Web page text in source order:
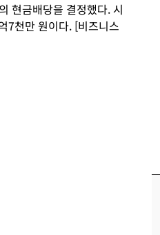
현금배당을 결정했다. 시
7천만 원이다. [비즈니스